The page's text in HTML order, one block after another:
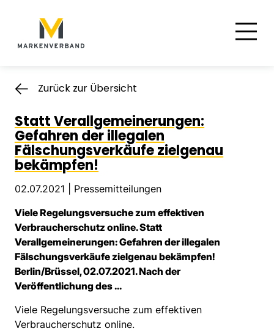
Hauptnavigation
Zurück zur Übersicht
Statt Verallgemeinerungen:
Gefahren der illegalen
Fälschungsverkäufe zielgenau
bekämpfen!
02.07.2021 | Pressemitteilungen
Viele Regelungsversuche zum effektiven
Verbraucherschutz online. Statt
Verallgemeinerungen: Gefahren der illegalen
Fälschungsverkäufe zielgenau bekämpfen!
Berlin/Brüssel, 02.07.2021. Nach der
Veröffentlichung des ...
Viele Regelungsversuche zum effektiven
Verbraucherschutz online.